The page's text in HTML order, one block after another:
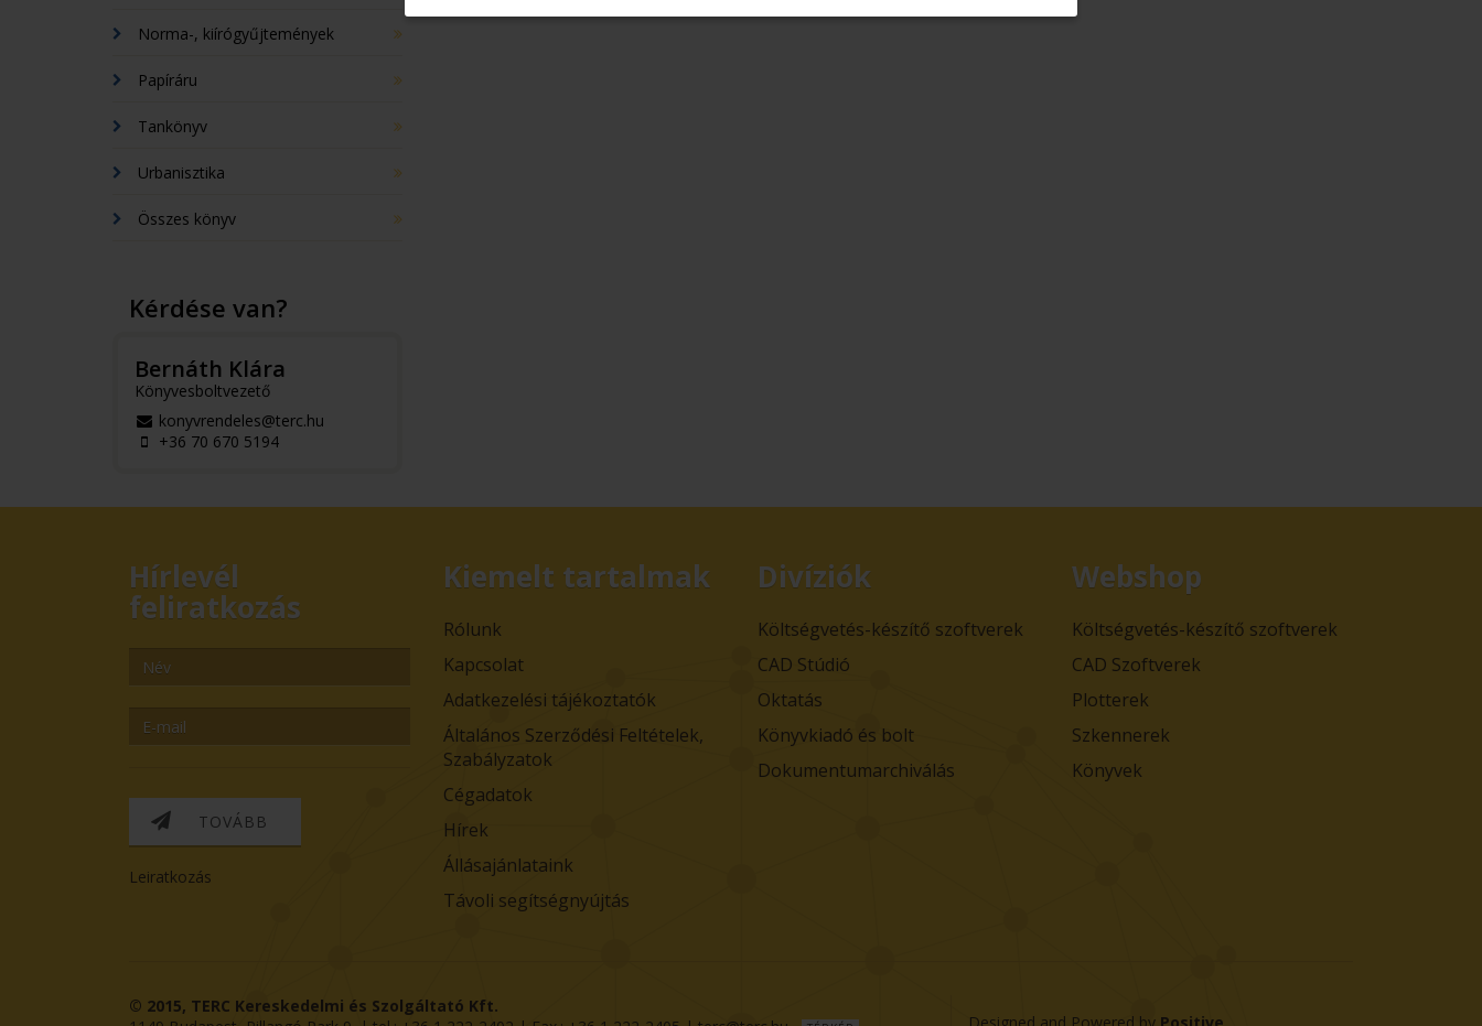
Norma-, kiírógyűjtemények
Papíráru
Tankönyv
Urbanisztika
Összes könyv
Kérdése van?
Bernáth Klára
Könyvesboltvezető
konyvrendeles@terc.hu
+36 70 670 5194
Hírlevél
feliratkozás
TOVÁBB
Leiratkozás
Kiemelt tartalmak
Rólunk
Kapcsolat
Adatkezelési tájékoztatók
Általános Szerződési Feltételek,
Szabályzatok
Cégadatok
Hírek
Állásajánlataink
Távoli segítségnyújtás
Divíziók
Költségvetés-készítő szoftverek
CAD Stúdió
Oktatás
Könyvkiadó és bolt
Dokumentumarchiválás
Webshop
Költségvetés-készítő szoftverek
CAD Szoftverek
Plotterek
Szkennerek
Könyvek
© 2015, TERC Kereskedelmi és Szolgáltató Kft.